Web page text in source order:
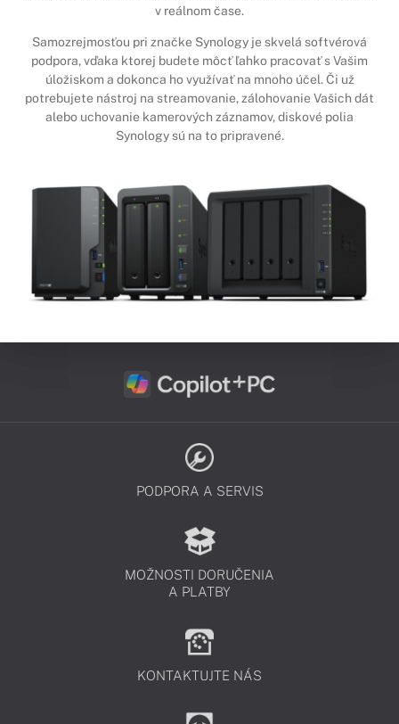
v reálnom čase.
Samozrejmosťou pri značke Synology je skvelá softvérová
podpora, vďaka ktorej budete môcť ľahko pracovať s Vašim
úložiskom a dokonca ho využívať na mnoho účel. Či už
potrebujete nástroj na streamovanie, zálohovanie Vašich dát
alebo uchovanie kamerových záznamov, diskové polia
Synology sú na to pripravené.
PODPORA A SERVIS
MOŽNOSTI DORUČENIA
A PLATBY
KONTAKTUJTE NÁS